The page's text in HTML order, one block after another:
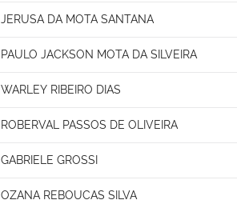
JERUSA DA MOTA SANTANA
PAULO JACKSON MOTA DA SILVEIRA
WARLEY RIBEIRO DIAS
ROBERVAL PASSOS DE OLIVEIRA
GABRIELE GROSSI
OZANA REBOUCAS SILVA